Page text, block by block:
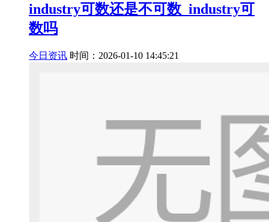
industry可数还是不可数_industry可
数吗
今日资讯 时间：2026-01-10 14:45:21